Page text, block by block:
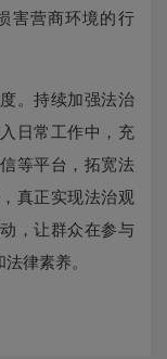
害营商环境的行
。持续加强法治
日常工作中，充
等平台，拓宽法
真正实现法治观
，让群众在参与
律素养。